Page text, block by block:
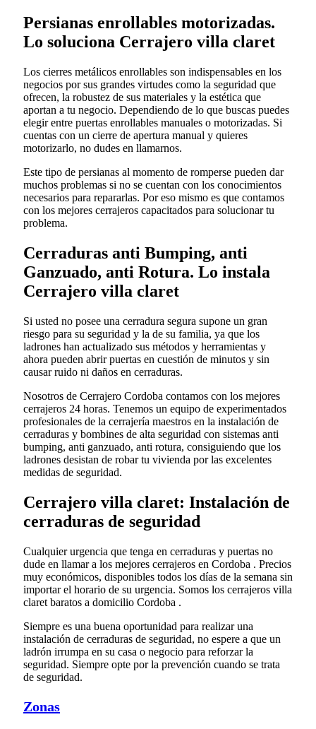
Persianas enrollables motorizadas.
Lo soluciona Cerrajero villa claret
Los cierres metálicos enrollables son indispensables en los
negocios por sus grandes virtudes como la seguridad que
ofrecen, la robustez de sus materiales y la estética que
aportan a tu negocio. Dependiendo de lo que buscas puedes
elegir entre puertas enrollables manuales o motorizadas. Si
cuentas con un cierre de apertura manual y quieres
motorizarlo, no dudes en llamarnos.
Este tipo de persianas al momento de romperse pueden dar
muchos problemas si no se cuentan con los conocimientos
necesarios para repararlas. Por eso mismo es que contamos
con los mejores cerrajeros capacitados para solucionar tu
problema.
Cerraduras anti Bumping, anti
Ganzuado, anti Rotura. Lo instala
Cerrajero villa claret
Si usted no posee una cerradura segura supone un gran
riesgo para su seguridad y la de su familia, ya que los
ladrones han actualizado sus métodos y herramientas y
ahora pueden abrir puertas en cuestión de minutos y sin
causar ruido ni daños en cerraduras.
Nosotros de Cerrajero Cordoba contamos con los mejores
cerrajeros 24 horas. Tenemos un equipo de experimentados
profesionales de la cerrajería maestros en la instalación de
cerraduras y bombines de alta seguridad con sistemas anti
bumping, anti ganzuado, anti rotura, consiguiendo que los
ladrones desistan de robar tu vivienda por las excelentes
medidas de seguridad.
Cerrajero villa claret: Instalación de
cerraduras de seguridad
Cualquier urgencia que tenga en cerraduras y puertas no
dude en llamar a los mejores cerrajeros en Cordoba . Precios
muy económicos, disponibles todos los días de la semana sin
importar el horario de su urgencia. Somos los cerrajeros villa
claret baratos a domicilio Cordoba .
Siempre es una buena oportunidad para realizar una
instalación de cerraduras de seguridad, no espere a que un
ladrón irrumpa en su casa o negocio para reforzar la
seguridad. Siempre opte por la prevención cuando se trata
de seguridad.
Zonas